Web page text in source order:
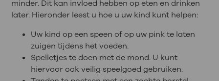
minder. Dit kan invloed hebben op eten en drinken
later. Hieronder leest u hoe u uw kind kunt helpen:
Uw kind op een speen of op uw pink te laten
zuigen tijdens het voeden.
Spelletjes te doen met de mond. U kunt
hiervoor ook veilig speelgoed gebruiken.